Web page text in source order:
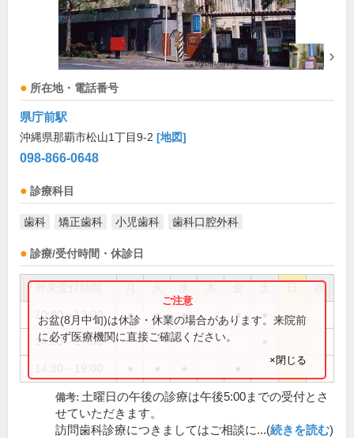
所在地・電話番号
県庁前駅
沖縄県那覇市松山1丁目9-2 [地図]
098-866-0648
診療科目
歯科 矯正歯科 小児歯科 歯科口腔外科
診療/受付時間・休診日
祝
10:00～13:00 ● ● ● ●
14:30～17:00
お盆(8月中旬)は休診・休業の場合があります。来院前
に必ず医療機関に直接ご確認ください。
×閉じる
備考: 土曜日の午後の診療は午後5:00までの受付とさ
せていただきます。
訪問歯科診療につきましてはご相談に...(続きを読む)